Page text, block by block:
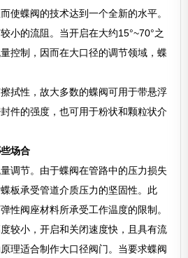
使蝶阀的技术达到一个全新的水平。
小的流阻。当开启在大约15°~70°之
控制，因而在大口径的调节领域，蝶
拭性，故大多数的蝶阀可用于带悬浮
件的强度，也可用于粉状和颗粒状介
场合
调节。由于蝶阀在管路中的压力损失
板承受管道介质压力的坚固性。此
性阀座材料所承受工作温度的限制。
较小，开启和关闭速度快，且具有流
理适合制作大口径阀门。当要求蝶阀